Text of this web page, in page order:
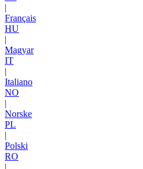
|
Français
HU
|
Magyar
IT
|
Italiano
NO
|
Norske
PL
|
Polski
RO